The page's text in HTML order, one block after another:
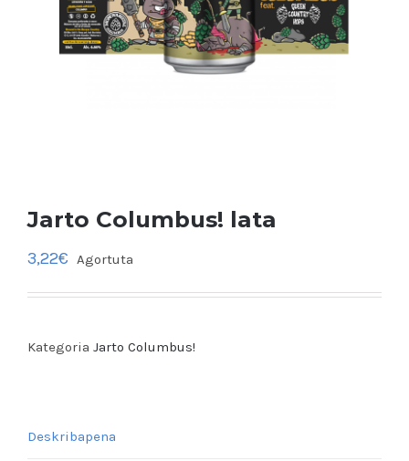
Jarto Columbus! lata
3,22€ Agortuta
Kategoria Jarto Columbus!
Deskribapena